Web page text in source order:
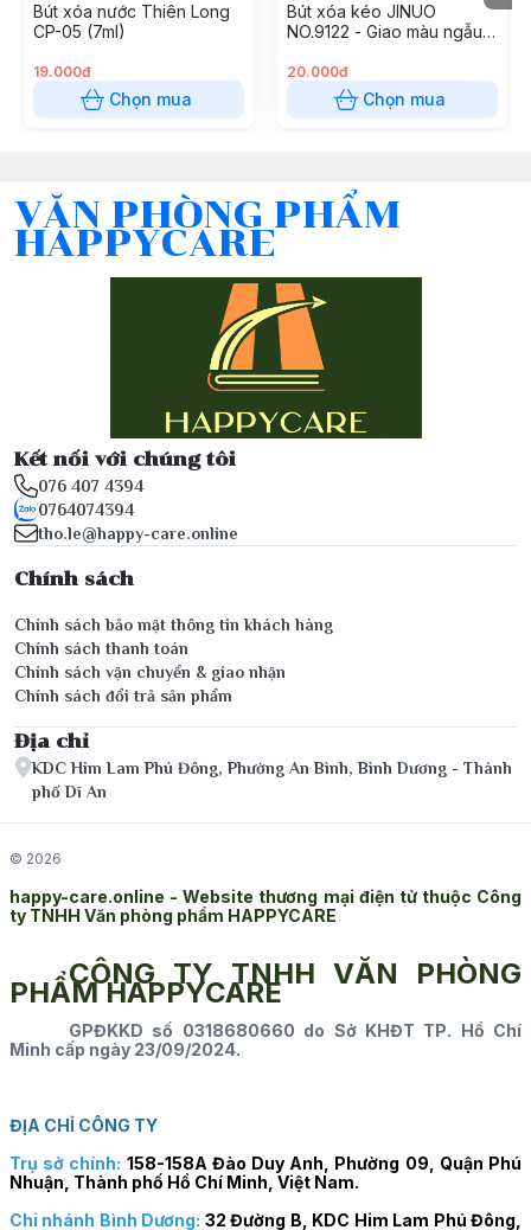
Bút xóa nước Thiên Long
CP-05 (7ml)
19.000đ
Chọn mua
Bút xóa kéo JINUO
NO.9122 - Giao màu ngẫu
20.000đ
Chọn mua
VĂN PHÒNG PHẨM
HAPPYCARE
Kết nối với chúng tôi
076 407 4394
0764074394
tho.le@happy-care.online
Chính sách
Chính sách bảo mật thông tin khách hàng
Chính sách thanh toán
Chính sách vận chuyển & giao nhận
Chính sách đổi trả sản phẩm
Địa chỉ
KDC Him Lam Phú Đông, Phường An Bình, Bình Dương - Thành
phố Dĩ An
© 2026
happy-care.online - Website thương mại điện tử thuộc Công
ty TNHH Văn phòng phẩm HAPPYCARE
CÔNG TY TNHH VĂN PHÒNG
PHẨM HAPPYCARE
GPĐKKD số 0318680660 do Sở KHĐT TP. Hồ Chí
Minh cấp ngày 23/09/2024.
ĐỊA CHỈ CÔNG TY
Trụ sở chính: 158-158A Đào Duy Anh, Phường 09, Quận Phú
Nhuận, Thành phố Hồ Chí Minh, Việt Nam.
Chi nhánh Bình Dương: 32 Đường B, KDC Him Lam Phú Đông,